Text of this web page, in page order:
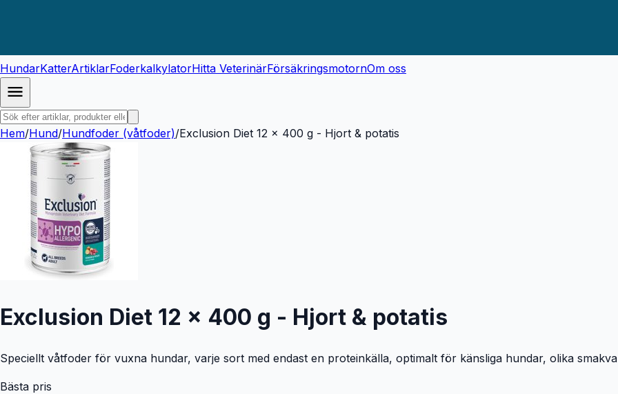
HundarKatterArtiklarFoderkalkylatorHitta VeterinärFörsäkringsmotornOm oss
Hem/Hund/Hundfoder (våtfoder)/Exclusion Diet 12 x 400 g - Hjort & potatis
Exclusion Diet 12 x 400 g - Hjort & potatis
Speciellt våtfoder för vuxna hundar, varje sort med endast en proteinkälla, optimalt för känsliga hundar, olika
Bästa pris